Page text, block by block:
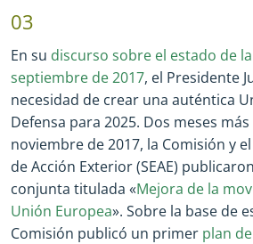
03
En su discurso sobre el estado de
septiembre de 2017, el Presidente
necesidad de crear una auténtica
Defensa para 2025. Dos meses
noviembre de 2017, la Comisión y
de Acción Exterior (SEAE)
conjunta titulada «Mejora de la
Unión Europea». Sobre la base de
Comisión publicó un primer plan